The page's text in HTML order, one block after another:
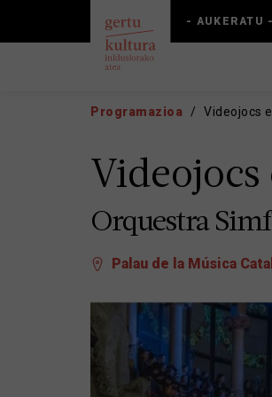
main
main
Programazioa Videojocs
Videojocs
Orquestra
Palau de la Música